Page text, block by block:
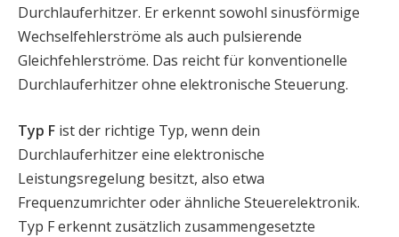
Durchlauferhitzer. Er erkennt sowohl sinusförmige
Wechselfehlerströme als auch pulsierende
Gleichfehlerströme. Das reicht für konventionelle
Durchlauferhitzer ohne elektronische Steuerung.
Typ F ist der richtige Typ, wenn dein
Durchlauferhitzer eine elektronische
Leistungsregelung besitzt, also etwa
Frequenzumrichter oder ähnliche Steuerelektronik.
Typ F erkennt zusätzlich zusammengesetzte